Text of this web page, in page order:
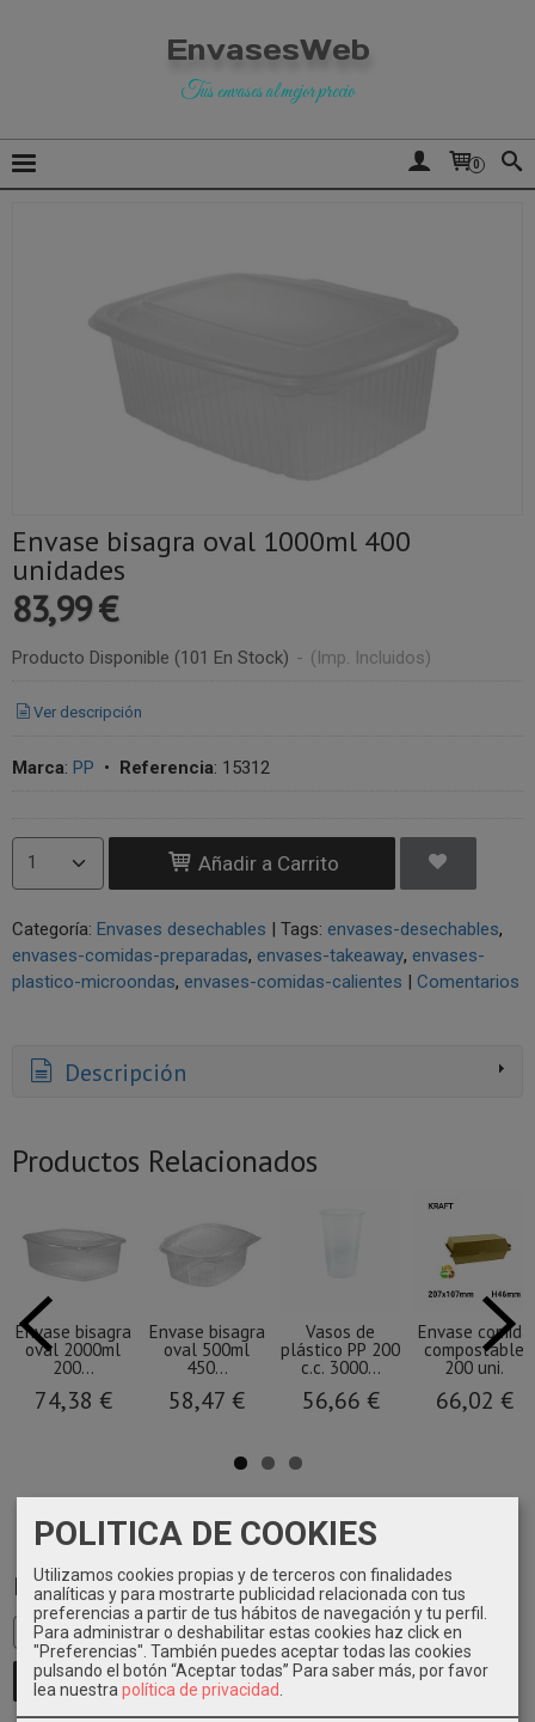
EnvasesWeb
Tus envases al mejor precio
0
Marcas
Envase bisagra oval 1000ml 400
unidades
83,99 €
Producto Disponible (101 En Stock) - (Imp. Incluidos)
Ver descripción
Marca: PP • Referencia: 15312
Añadir a Carrito
Categoría: Envases desechables | Tags: envases-desechables
envases-comidas-preparadas envases-takeaway envases-
plastico-microondas envases-comidas-calientes | Comentarios
Descripción
Productos Relacionados
Envase bisagra
oval 2000ml
200...
74,38 €
Envase bisagra
oval 500ml
450...
58,47 €
Vasos de
plástico PP 200
c.c. 3000...
56,66 €
Envase comida
compostable
200 uni.
66,02 €
POLITICA DE COOKIES
Utilizamos cookies propias y de terceros con finalidades
analíticas y para mostrarte publicidad relacionada con tus
preferencias a partir de tus hábitos de navegación y tu perfil.
Para administrar o deshabilitar estas cookies haz click en
"Preferencias". También puedes aceptar todas las cookies
pulsando el botón “Aceptar todas” Para saber más, por favor
lea nuestra política de privacidad